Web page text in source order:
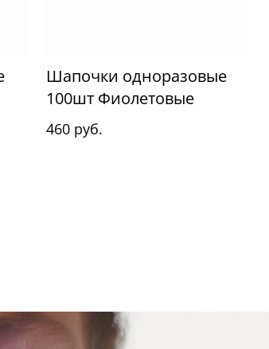
Шапочки одноразовые
100шт Фиолетовые
460 руб.